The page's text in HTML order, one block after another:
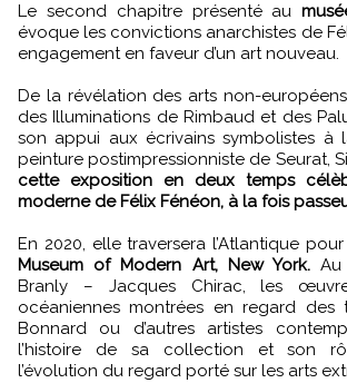
Le second chapitre présenté au
évoque les convictions anarchistes de
engagement en faveur d’un art nouveau.
De la révélation des arts non-
des Illuminations de Rimbaud et des
son appui aux écrivains symbolistes à
peinture postimpressionniste de Seurat,
cette exposition en deux temps
moderne de Félix Fénéon, à la fois
En 2020, elle traversera l’Atlantique
Museum of Modern Art, New York.
Branly – Jacques Chirac, les
océaniennes montrées en regard des
Bonnard ou d’autres artistes
l’histoire de sa collection et son
l’évolution du regard porté sur les arts